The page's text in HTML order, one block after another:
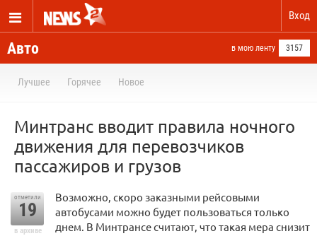
Вход
Авто в мою ленту 3157
Лучшее Горячее Новое
Минтранс вводит правила ночного
движения для перевозчиков
пассажиров и грузов
отметили
19
в архиве
Возможно, скоро заказными рейсовыми
автобусами можно будет пользоваться только
днем. В Минтрансе считают, что такая мера снизит